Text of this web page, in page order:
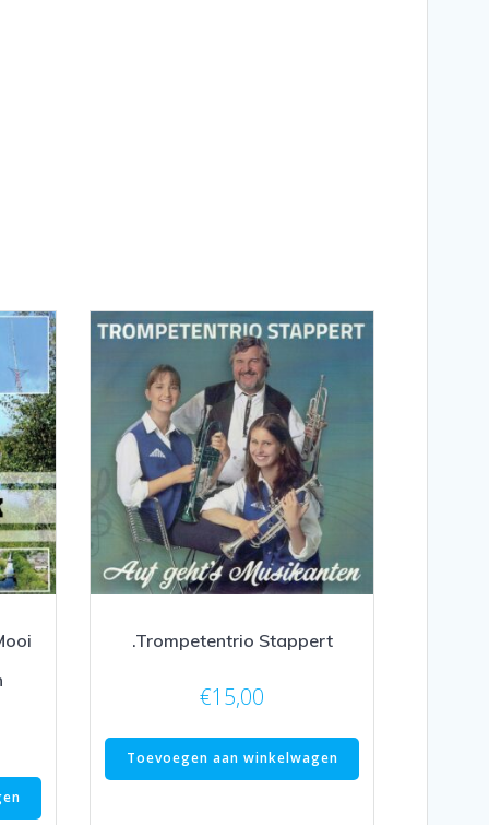
.Trompetentrio Stappert
€15,00
Toevoegen aan winkelwagen